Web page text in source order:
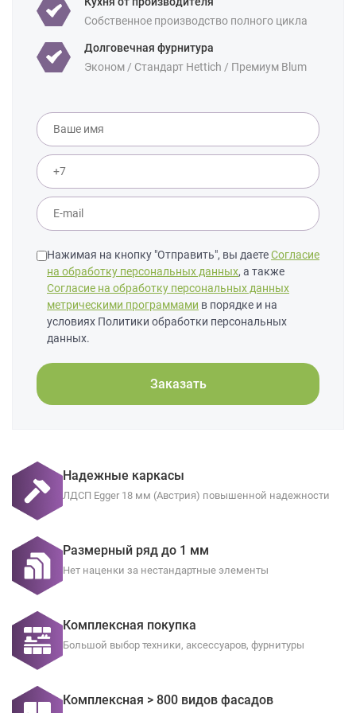
Собственное производство полного цикла
Долговечная фурнитура
Эконом / Стандарт Hettich / Премиум Blum
Нажимая на кнопку "Отправить", вы даетеСогласие
на обработку персональных данных, а также
Согласие на обработку персональных данных
метрическими программами в порядке и на
условиях Политики обработки персональных
данных.
Заказать
Надежные каркасы
ЛДСП Egger 18 мм (Австрия) повышенной надежности
Размерный ряд до 1 мм
Нет наценки за нестандартные элементы
Комплексная покупка
Большой выбор техники, аксессуаров, фурнитуры
Комплексная > 800 видов фасадов